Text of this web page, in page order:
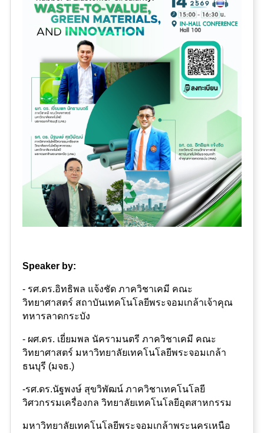
Speaker by:
- รศ.ดร.อิทธิพล แจ้งชัด ภาควิชาเคมี คณะ
วิทยาศาสตร์ สถาบันเทคโนโลยีพระจอมเกล้าเจ้าคุณ
ทหารลาดกระบัง
- ผศ.ดร. เยี่ยมพล นัครามนตรี ภาควิชาเคมี คณะ
วิทยาศาสตร์ มหาวิทยาลัยเทคโนโลยีพระจอมเกล้า
ธนบุรี (มจธ.)
-รศ.ดร.นัฐพงษ์ สุขวิพัฒน์ ภาควิชาเทคโนโลยี
วิศวกรรมเครื่องกล วิทยาลัยเทคโนโลยีอุตสาหกรรม
มหาวิทยาลัยเทคโนโลยีพระจอมเกล้าพระนครเหนือ